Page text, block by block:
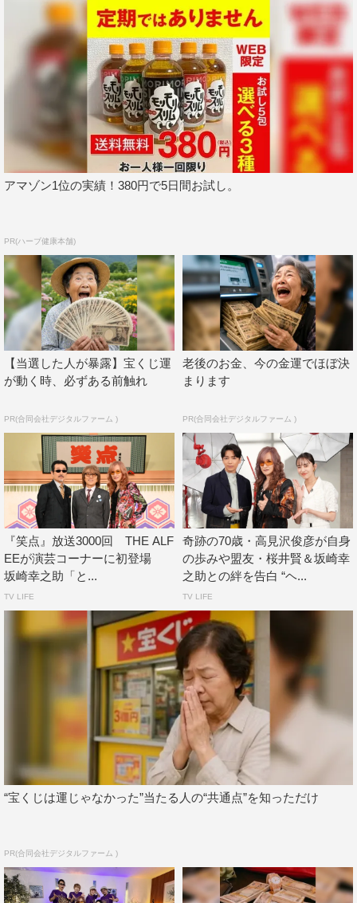
大学での番組収録後、THE ALFEEがそろって取材会に応
じた。50年のキャリアを持ちながらも、気さくで朗らかな
雰囲気で行われたインタビューの模様をお届けします。
◆収録を終えたばかりですが、今のお気持ちはいかがです
坂崎：結構（収録時間が）長かったね（笑）。
高見沢：VTRがたっぷりありましたね。いろんな人の証言
（笑）。
◆たくさんのアーカイブ映像をご覧になったと思います
が、特に印象深かったものはありますか？
高見沢：『ザ・ベストテン』で「星空のディスタンス」が
2位になったときの演出で、後ろにマーシャルのアンプが
たくさんあって。それが間奏でうわぁ～っと開いて、また
なって（笑）。それが毎週ですからね。上位に上がれば上
がるほどセットが豪華になっていたのを感じました。1位
になるとプレゼントをくれたしね。「星空のディスタン
ス」のときは桐ダンス。
坂崎：“星形の桐ダンス”ね（笑）。あとは高見沢が視聴者
にプレゼントをするっていうんで、24万通のハガキをステ
ージ上にバーンと置いたときがあって。1つ選んで当たっ
た人に電話をしたら、「この電話は使われておりません」
ってアナウンスが流れたのも印象的でした（笑）。
◆THE ALFEEの皆さんはとても仲がいいイメージがあり
ます。50年も続いた秘けつと、THE ALFEE史上最大のピ
ンチを挙げるとしたら何でしょうか？
高見沢：ピンチといったら、デビューでしょう。
坂崎：そうだね。
ですよ。それがいざデビューするってなったら、いろんな
事情があって僕がリードボーカルになっちゃったんです。
しかも「今日から君はギター弾かないでいいから、ハンド
アマゾン1位の実績！380円で5日間お試し。
PR(ハーブ健康本舗)
【当選した人が暴露】宝くじ運
が動く時、必ずある前触れ
PR(合同会社デジタルファーム )
老後のお金、今の金運でほぼ決
まります
PR(合同会社デジタルファーム )
『笑点』放送3000回 THE ALF
EEが演芸コーナーに初登場
坂崎幸之助「と...
TV LIFE
奇跡の70歳・高見沢俊彦が自身
の歩みや盟友・桜井賢＆坂崎幸
之助との絆を告白 “ヘ...
TV LIFE
“宝くじは運じゃなかった”当たる人の“共通点”を知っただけ
PR(合同会社デジタルファーム )